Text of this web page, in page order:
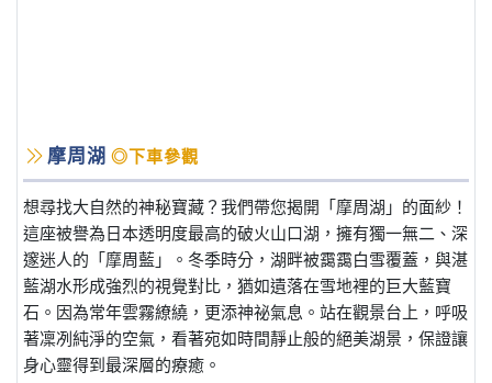
摩周湖 ◎下車參觀
想尋找大自然的神秘寶藏？我們帶您揭開「摩周湖」的面紗！
這座被譽為日本透明度最高的破火山口湖，擁有獨一無二、深
邃迷人的「摩周藍」。冬季時分，湖畔被靄靄白雪覆蓋，與湛
藍湖水形成強烈的視覺對比，猶如遺落在雪地裡的巨大藍寶
石。因為常年雲霧繚繞，更添神祕氣息。站在觀景台上，呼吸
著凜冽純淨的空氣，看著宛如時間靜止般的絕美湖景，保證讓
身心靈得到最深層的療癒。